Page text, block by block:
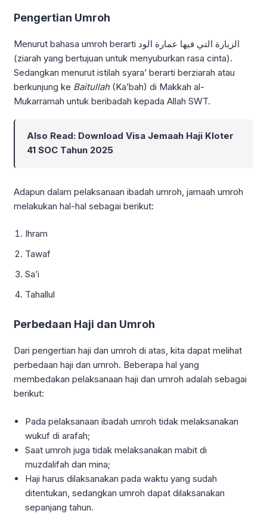
Pengertian Umroh
Menurut bahasa umroh berarti الزيارة التي فيها عمارة الود
(ziarah yang bertujuan untuk menyuburkan rasa cinta).
Sedangkan menurut istilah syara’ berarti berziarah atau
berkunjung ke Baitullah (Ka’bah) di Makkah al-
Mukarramah untuk beribadah kepada Allah SWT.
Also Read: Download Visa Jemaah Haji Kloter
41 SOC Tahun 2025
Adapun dalam pelaksanaan ibadah umroh, jamaah umroh
melakukan hal-hal sebagai berikut:
Ihram
Tawaf
Sa’i
Tahallul
Perbedaan Haji dan Umroh
Dari pengertian haji dan umroh di atas, kita dapat melihat
perbedaan haji dan umroh. Beberapa hal yang
membedakan pelaksanaan haji dan umroh adalah sebagai
berikut:
Pada pelaksanaan ibadah umroh tidak melaksanakan
wukuf di arafah;
Saat umroh juga tidak melaksanakan mabit di
muzdalifah dan mina;
Haji harus dilaksanakan pada waktu yang sudah
ditentukan, sedangkan umroh dapat dilaksanakan
sepanjang tahun.